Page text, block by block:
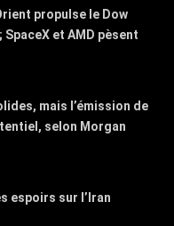
propulse le Dow
et AMD pèsent
mais l’émission de
selon Morgan
espoirs sur l’Iran